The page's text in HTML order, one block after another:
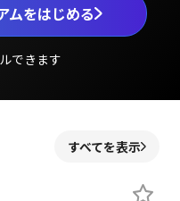
ムをはじめる
できます
すべてを表示